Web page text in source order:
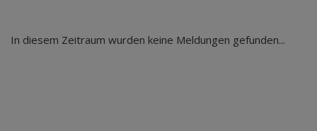
Aug 2026
In diesem Zeitraum wurden keine Meldungen gefunden...